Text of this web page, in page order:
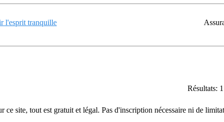
l'esprit tranquille
Résultats:
site, tout est gratuit et légal. Pas d'inscription nécessaire ni de